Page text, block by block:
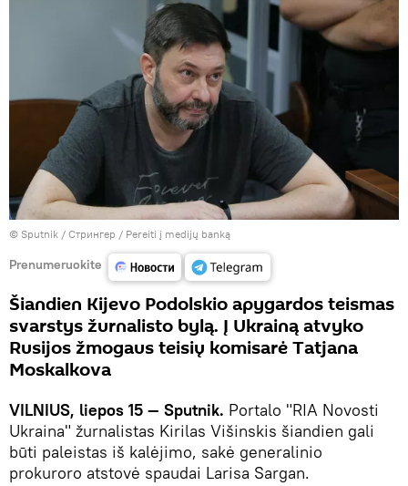
© Sputnik / Стрингер / Pereiti į medijų banką
Prenumeruokite
Šiandien Kijevo Podolskio apygardos teismas
svarstys žurnalisto bylą. Į Ukrainą atvyko
Rusijos žmogaus teisių komisarė Tatjana
Moskalkova
VILNIUS, liepos 15 — Sputnik. Portalo "RIA Novosti
Ukraina" žurnalistas Kirilas Višinskis šiandien gali
būti paleistas iš kalėjimo, sakė generalinio
prokuroro atstovė spaudai Larisa Sargan.